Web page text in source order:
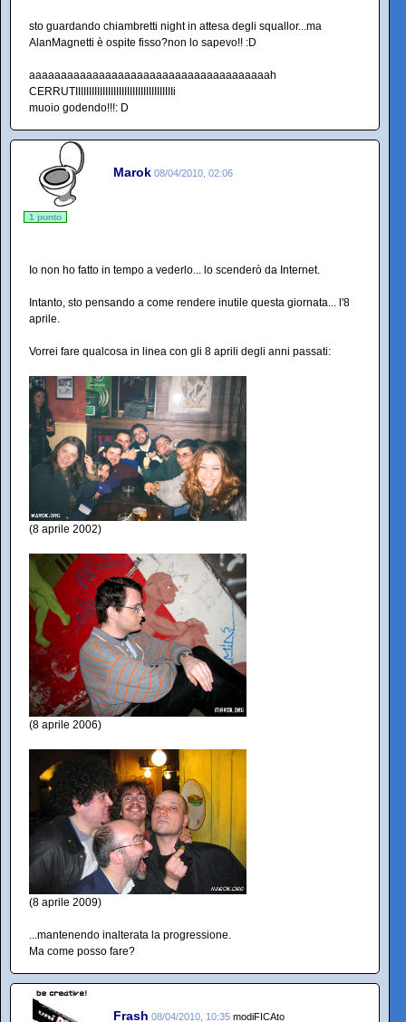
sto guardando chiambretti night in attesa degli squallor...ma
AlanMagnetti è ospite fisso?non lo sapevo!! :D
aaaaaaaaaaaaaaaaaaaaaaaaaaaaaaaaaaaaaah
CERRUTIIIIIIIIIIIIIIIIIIIIIIIIIIIIIIIIIIIIi
muoio godendo!!!: D
Marok 08/04/2010, 02:06
1 punto
Io non ho fatto in tempo a vederlo... lo scenderò da Internet.
Intanto, sto pensando a come rendere inutile questa giornata... l'8
aprile.
Vorrei fare qualcosa in linea con gli 8 aprili degli anni passati:
(8 aprile 2002)
(8 aprile 2006)
(8 aprile 2009)
...mantenendo inalterata la progressione.
Ma come posso fare?
Frash 08/04/2010, 10:35 modiFICAto